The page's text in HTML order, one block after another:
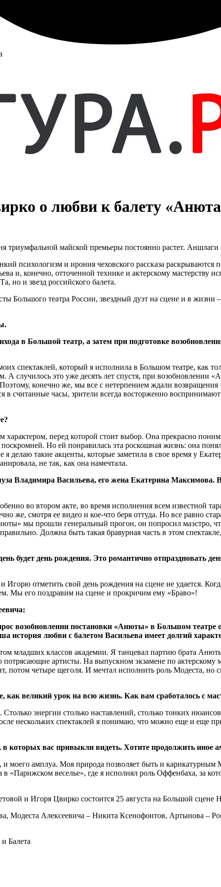
о любви к балету
триумфальной майской премьеры постоянно растет.
психологизм и ирония чеховского рассказа раскрываются
и, конечно, отточенной технике и актерскому мастерству
но и звезд российского балета.
Большого театра России, звездный дуэт на сцене и в
в Большой театр, а затем при подготовке
спектаклей, который я исполнила в Большом театре, как
А случилось это уже десять лет спустя, при
конечно же, мы все с нетерпением ждали
в считанные часы, зрители всегда восторженно
характером, перед которой стоит выбор. Она прекрасно
Но ей понравилась эта роскошная жизнь: она
делаю такие акценты, которые заметила в свое время у
не так, как она намечтала.
Владимира Васильева, его жена Екатерина
во втором акте, во время исполнения всем известной
же, смотря ее видео и кое-что беря оттуда. Но все равно
мы прошли генеральный прогон, он попросил маэстро,
Должна быть такая бравурная часть в этом
будет день рождения. Это романтично отпраздновать
отметить свой день рождения на сцене не удается.
Мы его поздравим на сцене и прокричим ему «Браво»!
возобновлении постановки «Анюты» в Большом театре
любви с балетом Васильева имеет долгий
младших классов академии. Я танцевал партию брата
артисты. На выпускном экзамене по актерскому
потом четыре щеголя. И мечтал исполнить роль Модеста,
великий урок на всю жизнь. Как вам сработалось с
энергии столько наставлений, столько тонких
нескольких спектаклей я понимаю, что можно еще и еще
которых вас привыкли видеть. Хотите продолжить иное
и моего амплуа. Моя природа позволяет быть и
«Парижском веселье», где я исполнял роль Оффенбаха, за
и Игоря Цвирко состоится 25 августа на Большой
Модеста Алексеевича – Никита Ксенофонтов, Артынова –
Балета